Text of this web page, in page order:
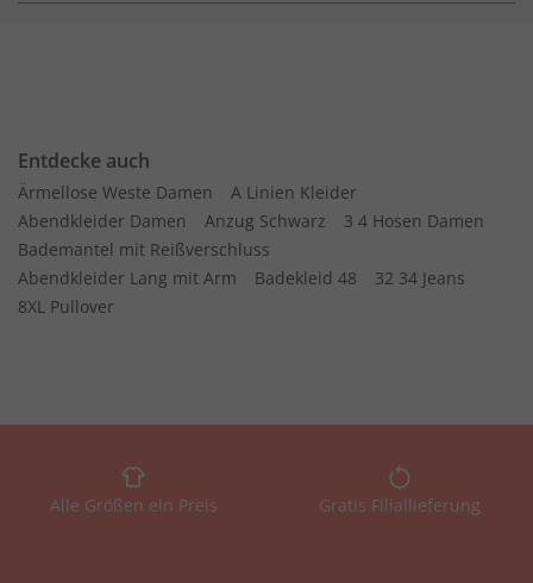
Entdecke auch
Ärmellose Weste Damen
A Linien Kleider
Abendkleider Damen
Anzug Schwarz
3 4 Hosen Damen
Bademantel mit Reißverschluss
Abendkleider Lang mit Arm
Badekleid 48
32 34 Jeans
8XL Pullover
Alle Größen ein Preis Gratis Filiallieferung